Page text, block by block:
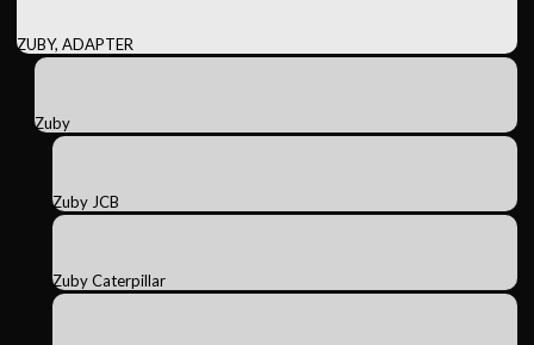
ZUBY, ADAPTER
Zuby
Zuby JCB
Zuby Caterpillar